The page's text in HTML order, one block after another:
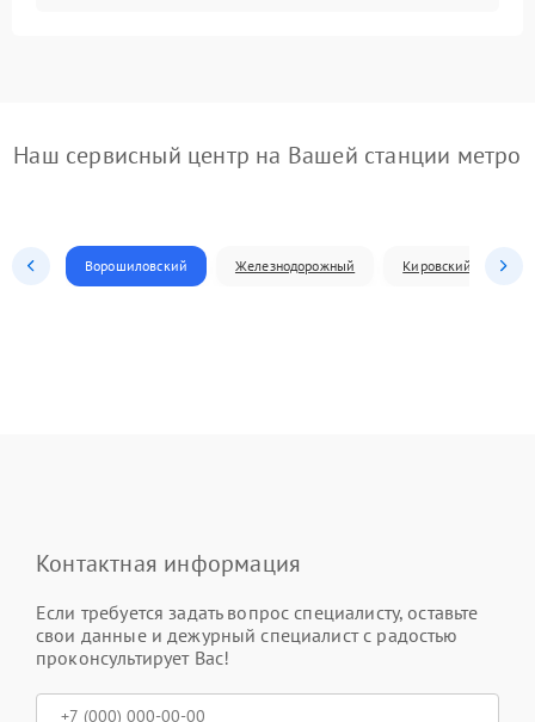
Наш сервисный центр на Вашей станции метро
Ворошиловский Железнодорожный Кировский
Контактная информация
Если требуется задать вопрос специалисту, оставьте
свои данные и дежурный специалист с радостью
проконсультирует Вас!